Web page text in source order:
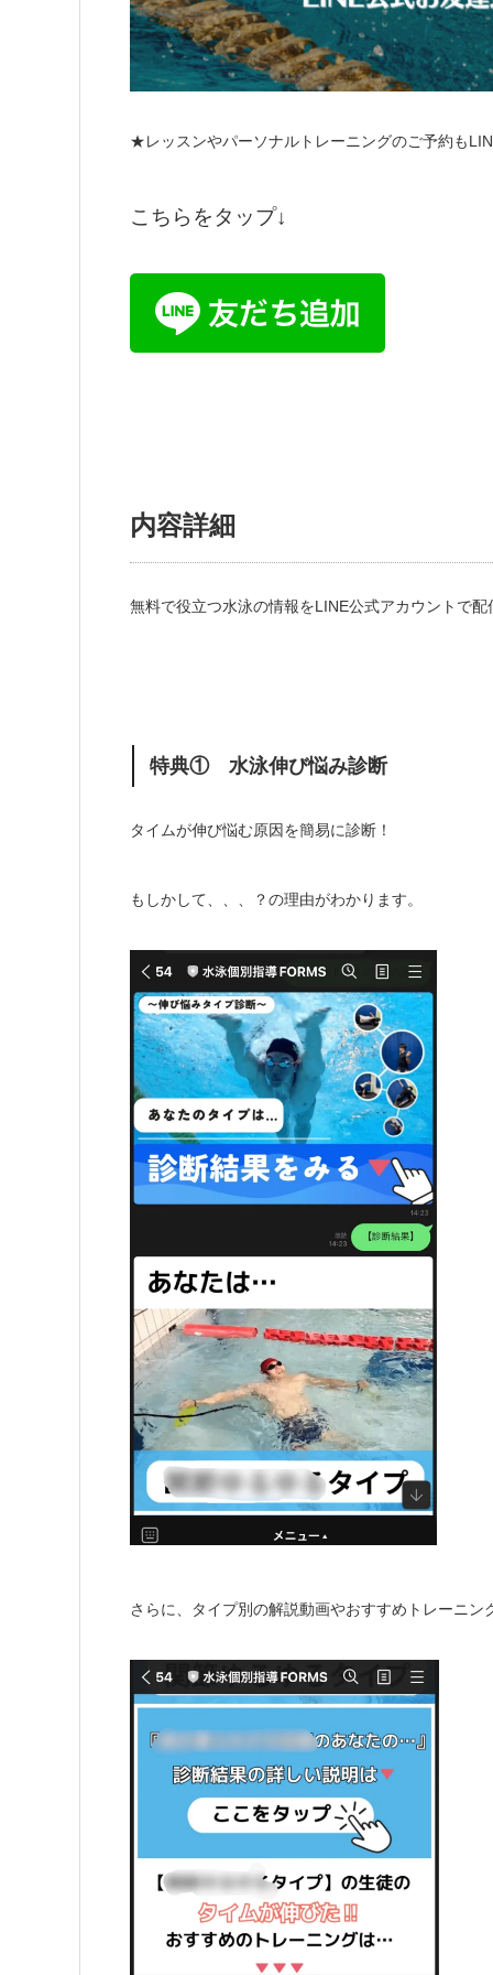
★レッスンやパーソナルトレーニングのご予約も
こちらをタップ↓
内容詳細
無料で役立つ水泳の情報をLINE公式アカウントで配
特典① 水泳伸び悩み診断
タイムが伸び悩む原因を簡易に診断！
もしかして、、、？の理由がわかります。
さらに、タイプ別の解説動画やおすすめトレーニン